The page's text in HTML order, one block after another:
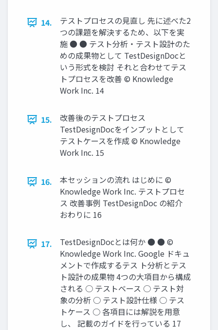
14.
テストプロセスの見直し 先に述べた2
つの課題を解決するため、以下を実
施 ● ● テスト分析・テスト設計のた
めの成果物として TestDesignDocと
いう形式を検討 それと合わせてテス
トプロセスを改善 © Knowledge
Work Inc. 14
15.
改善後のテストプロセス
TestDesignDocをインプットとして
テストケースを作成 © Knowledge
Work Inc. 15
16.
本セッションの流れ はじめに ©
Knowledge Work Inc. テストプロセ
ス 改善事例 TestDesignDoc の紹介
おわりに 16
17.
TestDesignDocとは何か ● ● ©
Knowledge Work Inc. Google ドキュ
メントで作成するテス ト分析とテス
ト設計の成果物 4つの大項目から構成
される ○ テストベース ○ テスト対
象の分析 ○ テスト設計仕様 ○ テス
トケース ○ 各項目には解説を用意
し、 記載のガイドを行っている 17